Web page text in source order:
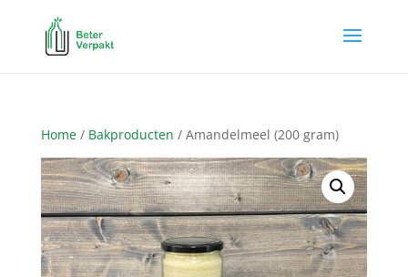
Home/ Bakproducten / Amandelmeel (200 gram)